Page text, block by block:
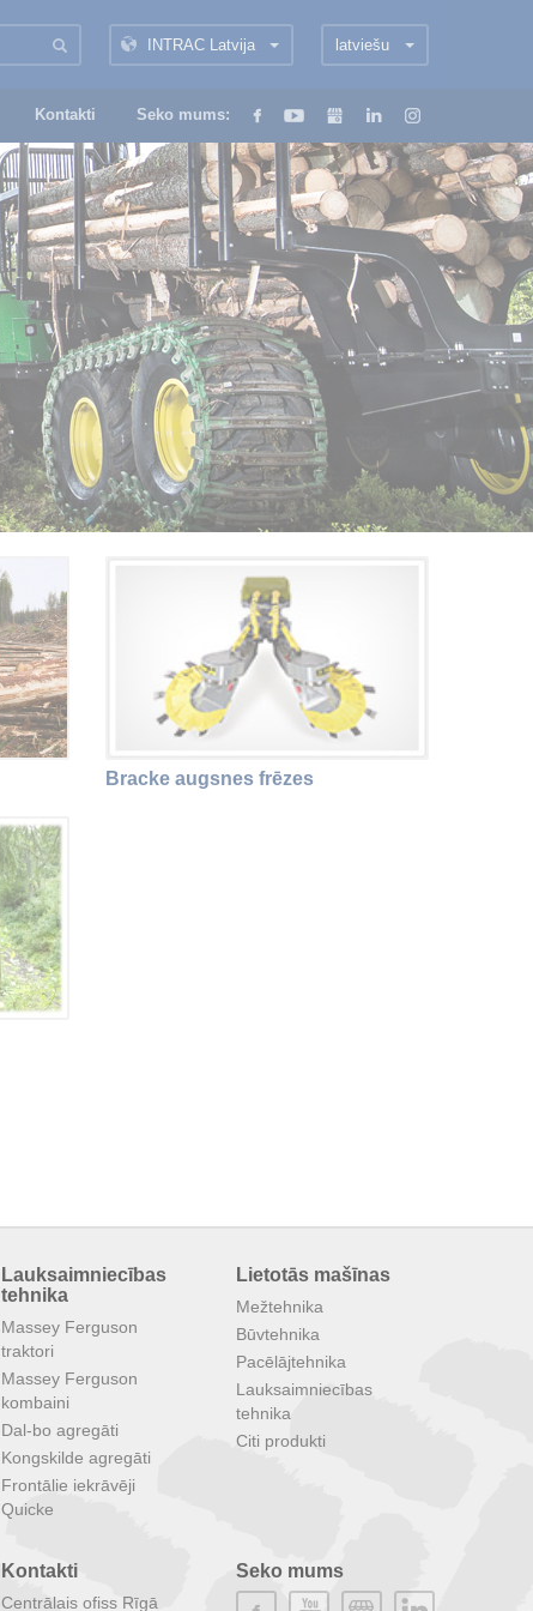
latviešu
INTRAC Latvija
Kontakti Seko mums:
Bracke augsnes frēzes
Lauksaimniecības
tehnika
Massey Ferguson
traktori
Massey Ferguson
kombaini
Dal-bo agregāti
Kongskilde agregāti
Frontālie iekrāvēji
Quicke
Lietotās mašīnas
Mežtehnika
Būvtehnika
Pacēlājtehnika
Lauksaimniecības
tehnika
Citi produkti
Kontakti
Centrālais ofiss Rīgā
Seko mums